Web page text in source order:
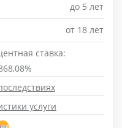
до 5 лет
от 18 лет
ставка:
услуги